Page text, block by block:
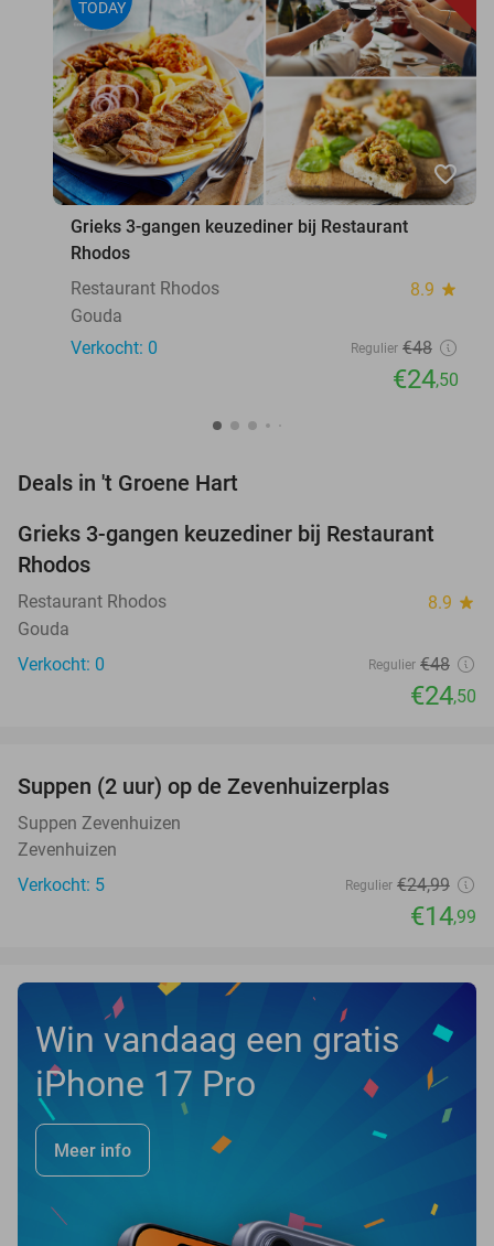
TODAY
favorite_border
Grieks 3-gangen keuzediner bij Restaurant
Rhodos
Restaurant Rhodos
8.9 star
Gouda
Verkocht: 0
Regulier €48
€24,50
Deals in 't Groene Hart
49%
TODAY
Grieks 3-gangen keuzediner bij Restaurant
Rhodos
Restaurant Rhodos 8.9 star
Gouda
Verkocht: 0
Regulier €48
€24,50
NEW
TODAY
Suppen (2 uur) op de Zevenhuizerplas
Suppen Zevenhuizen
Zevenhuizen
Verkocht: 5
Regulier €24,99
€14,99
Win vandaag een gratis
iPhone 17 Pro
Meer info